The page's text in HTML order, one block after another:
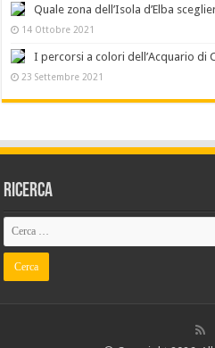
Quale zona dell’Isola d’Elba
14 Ottobre 2021
I percorsi a colori dell’Acquario di
23 Settembre 2021
Ricerca